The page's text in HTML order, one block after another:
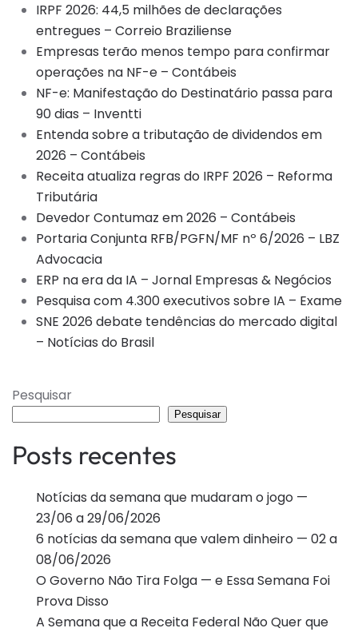
IRPF 2026: 44,5 milhões de declarações
entregues – Correio Braziliense
Empresas terão menos tempo para confirmar
operações na NF-e – Contábeis
NF-e: Manifestação do Destinatário passa para
90 dias – Inventti
Entenda sobre a tributação de dividendos em
2026 – Contábeis
Receita atualiza regras do IRPF 2026 – Reforma
Tributária
Devedor Contumaz em 2026 – Contábeis
Portaria Conjunta RFB/PGFN/MF nº 6/2026 – LBZ
Advocacia
ERP na era da IA – Jornal Empresas & Negócios
Pesquisa com 4.300 executivos sobre IA – Exame
SNE 2026 debate tendências do mercado digital
– Notícias do Brasil
Pesquisar
Pesquisar
Posts recentes
Notícias da semana que mudaram o jogo —
23/06 a 29/06/2026
6 notícias da semana que valem dinheiro — 02 a
08/06/2026
O Governo Não Tira Folga — e Essa Semana Foi
Prova Disso
A Semana que a Receita Federal Não Quer que